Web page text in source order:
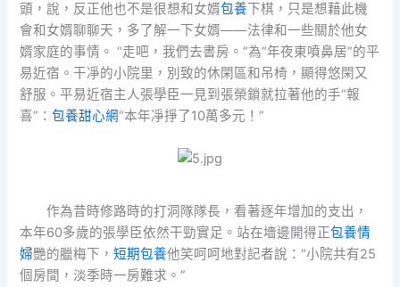
頭，說，反正他也不是很想和女婿包養下棋，只是想藉此機
會和女婿聊聊天，多了解一下女婿——法律和一些關於他女
婿家庭的事情。 “走吧，我們去書房。”為“年夜東噴鼻居”的平
易近宿。干凈的小院里，別致的休閑區和吊椅，顯得悠閑又
舒服。平易近宿主人張學臣一見到張榮鎖就拉著他的手“報
喜”：包養甜心網“本年凈掙了10萬多元！”
作為昔時修路時的打洞隊隊長，看著逐年增加的支出，
本年60多歲的張學臣依然干勁實足。站在墻邊開得正包養情
婦艷的臘梅下，短期包養他笑呵呵地對記者說：“小院共有25
個房間，淡季時一房難求。”